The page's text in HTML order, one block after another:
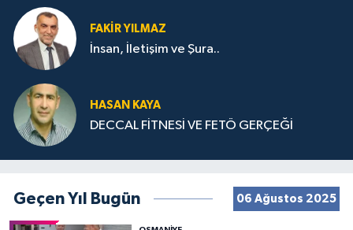
FAKIR YILMAZ
İnsan, İletişim ve Şura..
HASAN KAYA
DECCAL FİTNESİ VE FETÖ GERÇEĞİ
Geçen Yıl Bugün 06 Ağustos 2025